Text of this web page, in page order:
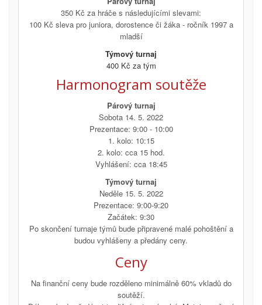
350 Kč za hráče s následujícími slevami:
100 Kč sleva pro juniora, dorostence či žáka - ročník 1997 a
mladší
Týmový turnaj
400 Kč za tým
Harmonogram soutěže
Párový turnaj
Sobota 14. 5. 2022
Prezentace: 9:00 - 10:00
1. kolo: 10:15
2. kolo: cca 15 hod.
Vyhlášení: cca 18:45
Týmový turnaj
Neděle 15. 5. 2022
Prezentace: 9:00-9:20
Začátek: 9:30
Po skončení turnaje týmů bude připravené malé pohoštění a
budou vyhlášeny a předány ceny.
Ceny
Na finanční ceny bude rozděleno minimálně 60% vkladů do
soutěží.